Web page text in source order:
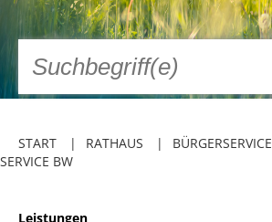
START RATHAUS BÜRGERSERVICE
SERVICE BW
Leistungen